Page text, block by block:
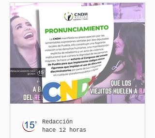
Redacción
hace 12 horas